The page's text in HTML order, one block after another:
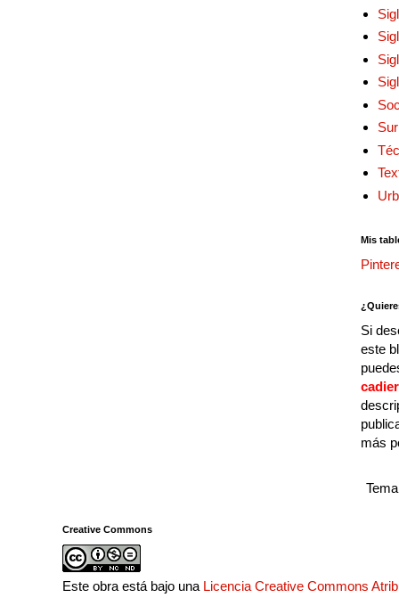
Mis
Si
este
más
Creative Commons
Este obra está bajo una Licencia Creative Commons